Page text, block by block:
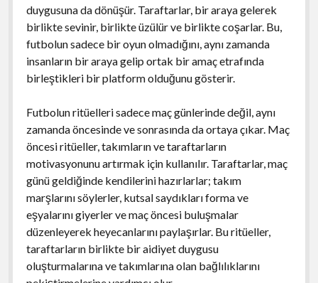
duygusuna da dönüşür. Taraftarlar, bir araya gelerek
birlikte sevinir, birlikte üzülür ve birlikte coşarlar. Bu,
futbolun sadece bir oyun olmadığını, aynı zamanda
insanların bir araya gelip ortak bir amaç etrafında
birleştikleri bir platform olduğunu gösterir.
Futbolun ritüelleri sadece maç günlerinde değil, aynı
zamanda öncesinde ve sonrasında da ortaya çıkar. Maç
öncesi ritüeller, takımların ve taraftarların
motivasyonunu artırmak için kullanılır. Taraftarlar, maç
günü geldiğinde kendilerini hazırlarlar; takım
marşlarını söylerler, kutsal saydıkları forma ve
eşyalarını giyerler ve maç öncesi buluşmalar
düzenleyerek heyecanlarını paylaşırlar. Bu ritüeller,
taraftarların birlikte bir aidiyet duygusu
oluşturmalarına ve takımlarına olan bağlılıklarını